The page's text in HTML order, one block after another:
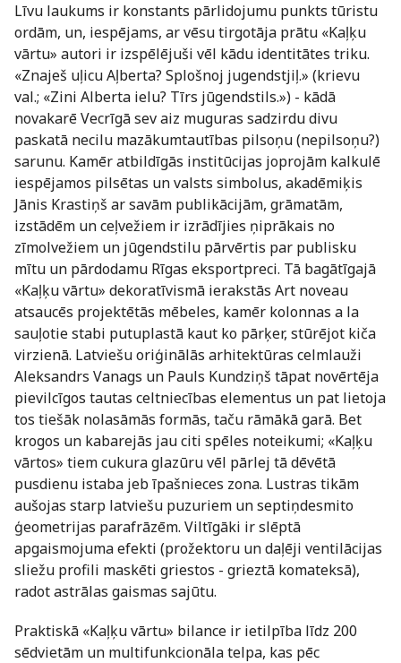
Līvu laukums ir konstants pārlidojumu punkts tūristu
ordām, un, iespējams, ar vēsu tirgotāja prātu «Kaļķu
vārtu» autori ir izspēlējuši vēl kādu identitātes triku.
«Znaješ uļicu Aļberta? Splošnoj jugendstjiļ.» (krievu
val.; «Zini Alberta ielu? Tīrs jūgendstils.») - kādā
novakarē Vecrīgā sev aiz muguras sadzirdu divu
paskatā necilu mazākumtautības pilsoņu (nepilsoņu?)
sarunu. Kamēr atbildīgās institūcijas joprojām kalkulē
iespējamos pilsētas un valsts simbolus, akadēmiķis
Jānis Krastiņš ar savām publikācijām, grāmatām,
izstādēm un ceļvežiem ir izrādījies ņiprākais no
zīmolvežiem un jūgendstilu pārvērtis par publisku
mītu un pārdodamu Rīgas eksportpreci. Tā bagātīgajā
«Kaļķu vārtu» dekoratīvismā ierakstās Art noveau
atsaucēs projektētās mēbeles, kamēr kolonnas a la
sauļotie stabi putuplastā kaut ko pārķer, stūrējot kiča
virzienā. Latviešu oriģinālās arhitektūras celmlauži
Aleksandrs Vanags un Pauls Kundziņš tāpat novērtēja
pievilcīgos tautas celtniecības elementus un pat lietoja
tos tiešāk nolasāmās formās, taču rāmākā garā. Bet
krogos un kabarejās jau citi spēles noteikumi; «Kaļķu
vārtos» tiem cukura glazūru vēl pārlej tā dēvētā
pusdienu istaba jeb īpašnieces zona. Lustras tikām
aušojas starp latviešu puzuriem un septiņdesmito
ģeometrijas parafrāzēm. Viltīgāki ir slēptā
apgaismojuma efekti (prožektoru un daļēji ventilācijas
sliežu profili maskēti griestos - grieztā komateksā),
radot astrālas gaismas sajūtu.
Praktiskā «Kaļķu vārtu» bilance ir ietilpība līdz 200
sēdvietām un multifunkcionāla telpa, kas pēc